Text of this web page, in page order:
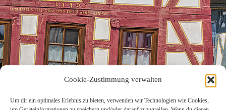
Cookie-Zustimmung verwalten
Um dir ein optimales Erlebnis zu bieten, verwenden wir Technologien wie Cookies,